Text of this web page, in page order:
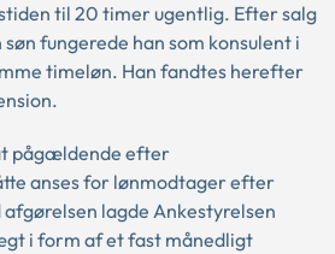
til 20 timer ugentlig. Efter salg
fungerede han som konsulent i
timeløn. Han fandtes herefter
pågældende efter
anses for lønmodtager efter
lagde Ankestyrelsen
i form af et fast månedligt